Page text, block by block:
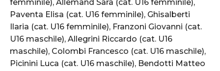
femminile), Allemand Sara (cat. U16 femminile),
Paventa Elisa (cat. U16 femminile), Ghisalberti
Ilaria (cat. U16 femminile), Franzoni Giovanni (cat.
U16 maschile), Allegrini Riccardo (cat. U16
maschile), Colombi Francesco (cat. U16 maschile),
Picinini Luca (cat. U16 maschile), Bendotti Matteo